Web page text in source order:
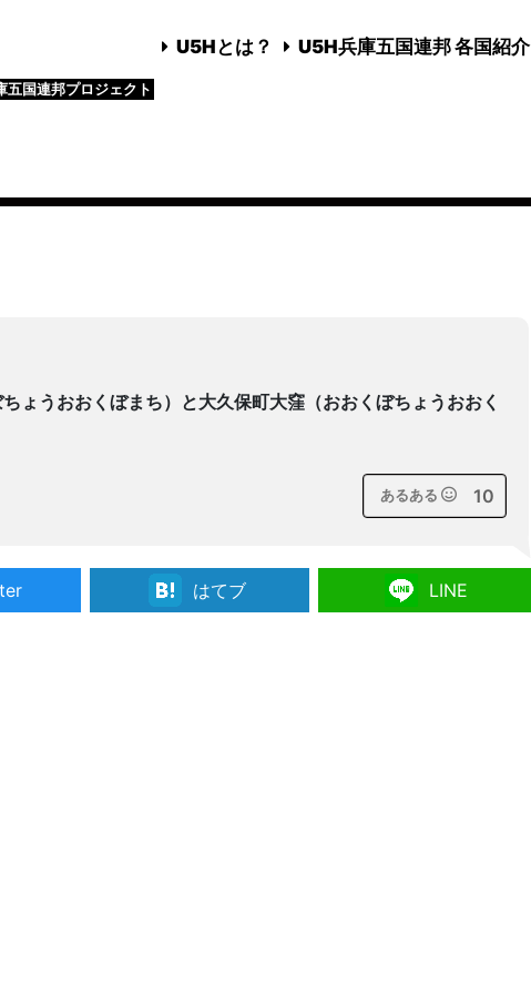
U5Hとは？ U5H兵庫五国連邦 各国紹介
五国連邦プロジェクト
ょうおおくぼまち）と大久保町大窪（おおくぼちょうおおく
あるある 10
はてブ LINE